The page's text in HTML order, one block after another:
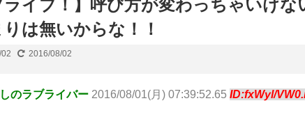
ライブ！】呼び方が変わっちゃいけな
は無いからな！！
2016/08/02
のラブライバー 2016/08/01(月) 07:39:52.65 ID:fxWyl/